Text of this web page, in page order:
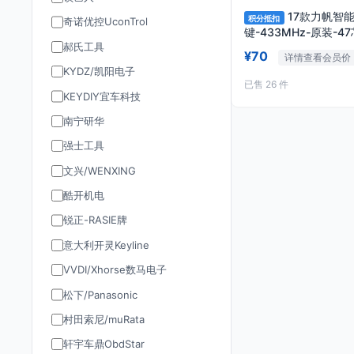
奇诺优控UconTrol
郝氏工具
KYDZ/凯阳电子
KEYDIY宜车科技
南宁研华
强士工具
文兴/WENXING
酷开机电
锐正-RASIE牌
意大利开灵Keyline
VVDI/Xhorse数马电子
松下/Panasonic
村田索尼/muRata
轩宇车鼎ObdStar
积分抵扣
17款力帆智
键-433MHz-原装-47
¥70 详情查看会员价
已售 26 件